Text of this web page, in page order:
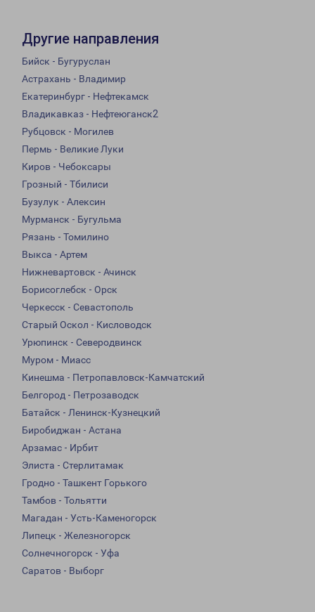
Другие направления
Бийск - Бугуруслан
Астрахань - Владимир
Екатеринбург - Нефтекамск
Владикавказ - Нефтеюганск2
Рубцовск - Могилев
Пермь - Великие Луки
Киров - Чебоксары
Грозный - Тбилиси
Бузулук - Алексин
Мурманск - Бугульма
Рязань - Томилино
Выкса - Артем
Нижневартовск - Ачинск
Борисоглебск - Орск
Черкесск - Севастополь
Старый Оскол - Кисловодск
Урюпинск - Северодвинск
Муром - Миасс
Кинешма - Петропавловск-Камчатский
Белгород - Петрозаводск
Батайск - Ленинск-Кузнецкий
Биробиджан - Астана
Арзамас - Ирбит
Элиста - Стерлитамак
Гродно - Ташкент Горького
Тамбов - Тольятти
Магадан - Усть-Каменогорск
Липецк - Железногорск
Солнечногорск - Уфа
Саратов - Выборг